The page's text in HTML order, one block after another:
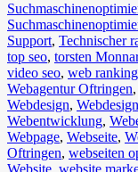
Support, Technischer
top seo, torsten
video seo, web ranking
Webagentur Oftringen,
Webdesign,
Webentwicklung,
Webpage, Webseite,
Oftringen, webseiten